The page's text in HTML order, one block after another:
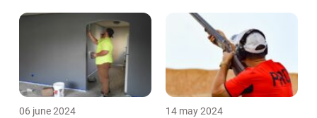
06 june 2024 14 may 2024